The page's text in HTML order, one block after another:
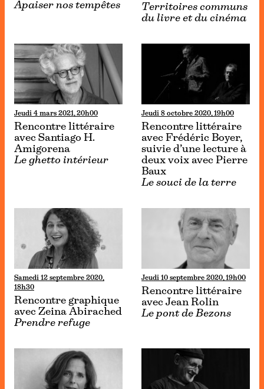
Apaiser nos tempêtes
Territoires communs
du livre et du cinéma
Jeudi 4 mars 2021, 20h00
Rencontre littéraire
avec Santiago H.
Amigorena
Le ghetto intérieur
Jeudi 8 octobre 2020, 19h00
Rencontre littéraire
avec Frédéric Boyer,
suivie d’une lecture à
deux voix avec Pierre
Baux
Le souci de la terre
Samedi 12 septembre 2020,
18h30
Rencontre graphique
avec Zeina Abirached
Prendre refuge
Jeudi 10 septembre 2020, 19h00
Rencontre littéraire
avec Jean Rolin
Le pont de Bezons